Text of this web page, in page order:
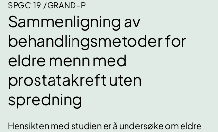
SPGC 19 /GRAND-P
Sammenligning av
behandlingsmetoder for
eldre menn med
prostatakreft uten
spredning
Hensikten med studien er å undersøke om eldre